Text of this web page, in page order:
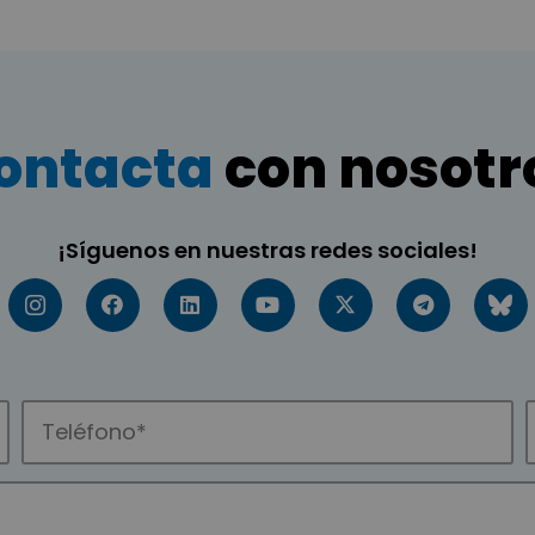
con
¡Síguenos en nuestras redes sociales!